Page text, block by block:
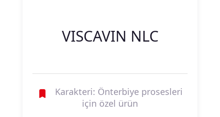
VISCAVIN NLC
Karakteri: Önterbiye prosesleri
için özel ürün